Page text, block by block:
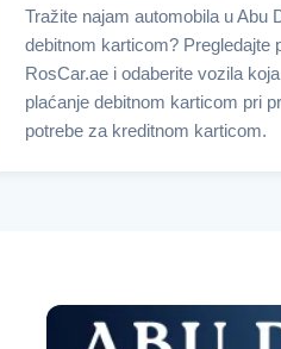
Tražite najam automobila u Abu
debitnom karticom? Pregledajte
RosCar.ae i odaberite vozila
plaćanje debitnom karticom pri
potrebe za kreditnom karticom.